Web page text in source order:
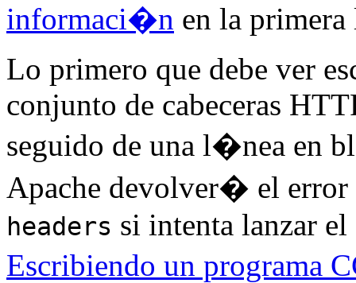
informaci�n en la
Lo primero que debe ver
conjunto de cabeceras
seguido de una l�nea en
Apache devolver� el error
headers si intenta lanzar
Escribiendo un programa